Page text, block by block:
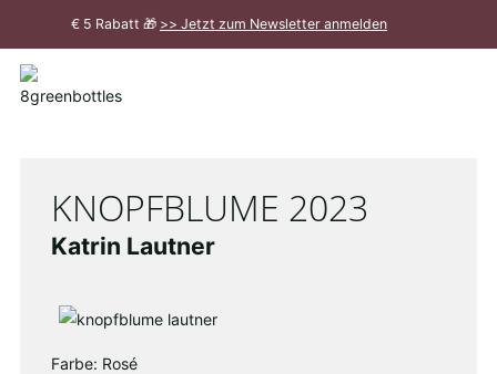
€ 5 Rabatt 🎁 >> Jetzt zum Newsletter anmelden
Meldung
KNOPFBLUME 2023
Katrin Lautner
Farbe: Rosé